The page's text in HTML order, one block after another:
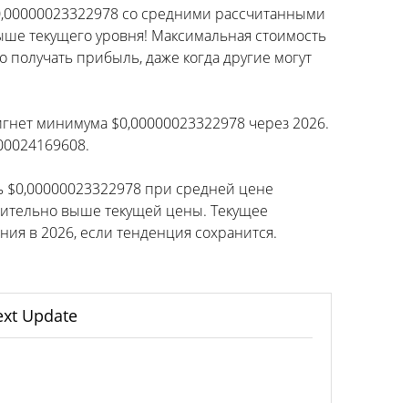
со средними рассчитанными
текущего уровня! Максимальная стоимость
прибыль, даже когда другие могут
минимума $0,00000023322978 через 2026.
$0,00000023322978 при средней цене
выше текущей цены. Текущее
в 2026, если тенденция сохранится.
Update